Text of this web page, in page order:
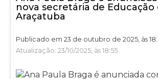
nova secretária de Educação
Araçatuba
Publicado em 23 de outubro de 2025, às
Atualização: 23/10/2025, às 18:55